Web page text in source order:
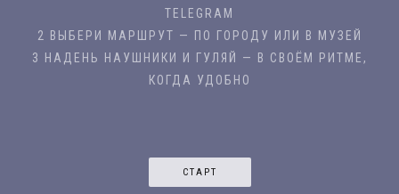
TELEGRAM
2 ВЫБЕРИ МАРШРУТ — ПО ГОРОДУ ИЛИ В МУЗЕЙ
3 НАДЕНЬ НАУШНИКИ И ГУЛЯЙ — В СВОЁМ РИТМЕ,
КОГДА УДОБНО
СТАРТ